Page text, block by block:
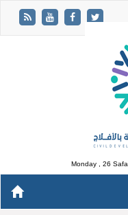
Monday , 26